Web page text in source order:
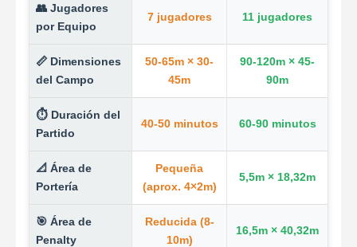
👥 Jugadores
por Equipo
7 jugadores 11 jugadores
📏 Dimensiones
del Campo
50-65m × 30-
45m
90-120m × 45-
90m
⏱️ Duración del
Partido
40-50 minutos 60-90 minutos
📐 Área de
Portería
Pequeña
(aprox. 4×2m)
5,5m × 18,32m
🎯 Área de
Penalty
Reducida (8-
10m)
16,5m × 40,32m